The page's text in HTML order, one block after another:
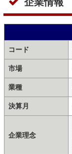
コード
市場
業種
決算月
企業理念